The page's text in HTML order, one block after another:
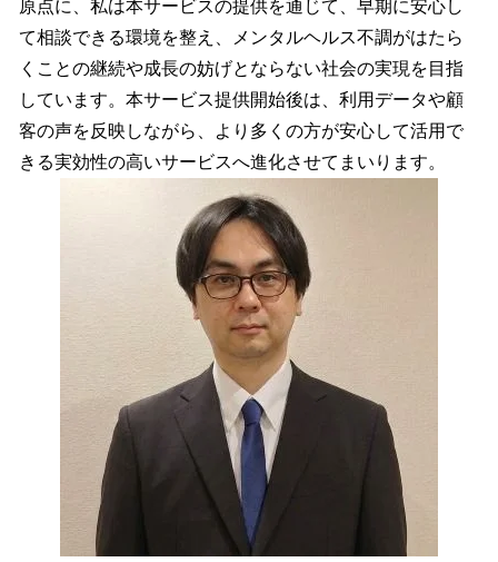
原点に、私は本サービスの提供を通じて、早期に安心し
て相談できる環境を整え、メンタルヘルス不調がはたら
くことの継続や成長の妨げとならない社会の実現を目指
しています。本サービス提供開始後は、利用データや顧
客の声を反映しながら、より多くの方が安心して活用で
きる実効性の高いサービスへ進化させてまいります。